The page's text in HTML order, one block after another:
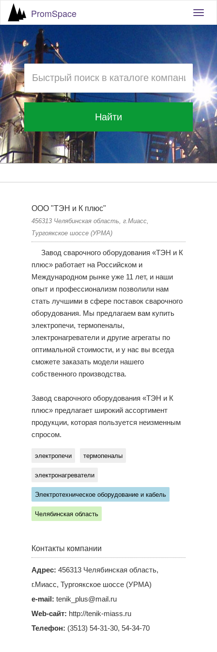
PromSpace
Найти
ООО "ТЭН и К плюс"
456313 Челябинская область, г.Миасс,
Тургоякское шоссе (УРМА)
Завод сварочного оборудования «ТЭН и К
плюс» работает на Российском и
Международном рынке уже 11 лет, и наши
опыт и профессионализм позволили нам
стать лучшими в сфере поставок сварочного
оборудования. Мы предлагаем вам купить
электропечи, термопеналы,
электронагреватели и другие агрегаты по
оптимальной стоимости, и у нас вы всегда
сможете заказать модели нашего
собственного производства.
Завод сварочного оборудования «ТЭН и К
плюс» предлагает широкий ассортимент
продукции, которая пользуется неизменным
спросом.
электропечи термопеналы
электронагреватели
Электротехническое оборудование и кабель
Челябинская область
Контакты компании
Адрес: 456313 Челябинская область,
г.Миасс, Тургоякское шоссе (УРМА)
e-mail: tenik_plus@mail.ru
Web-сайт: http://tenik-miass.ru
Телефон: (3513) 54-31-30, 54-34-70